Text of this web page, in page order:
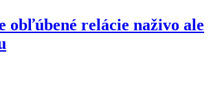
obľúbené relácie naživo ale